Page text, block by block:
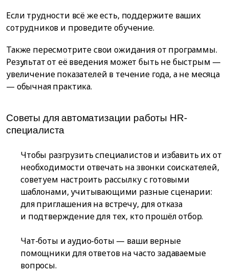
Если трудности всё же есть, поддержите ваших
сотрудников и проведите обучение.
Также пересмотрите свои ожидания от программы.
Результат от её введения может быть не быстрым —
увеличение показателей в течение года, а не месяца
— обычная практика.
Советы для автоматизации работы HR-
специалиста
Чтобы разгрузить специалистов и избавить их от
необходимости отвечать на звонки соискателей,
советуем настроить рассылку с готовыми
шаблонами, учитывающими разные сценарии:
для приглашения на встречу, для отказа
и подтверждение для тех, кто прошёл отбор.
Чат-боты и аудио-боты — ваши верные
помощники для ответов на часто задаваемые
вопросы.